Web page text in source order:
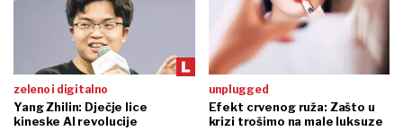
zeleno i digitalno
Yang Zhilin: Dječje lice
kineske AI revolucije
unplugged
Efekt crvenog ruža: Zašto u
krizi trošimo na male luksuze